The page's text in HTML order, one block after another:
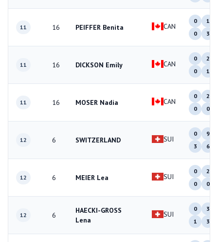
11 16 PEIFFER Benita CAN
0
1
0
3
11 16 DICKSON Emily CAN
0
2
0
1
11 16 MOSER Nadia CAN
0
2
0
0
12 6 SWITZERLAND SUI
0
9
3
6
12 6 MEIER Lea SUI
0
2
0
0
12 6
HAECKI-GROSS
Lena
SUI
0
3
1
3